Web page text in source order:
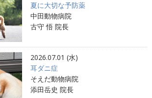
夏に大切な予防薬
中田動物病院
古守 悟 院長
2026.07.01 (水)
耳ダニ症
そえだ動物病院
添田岳史 院長